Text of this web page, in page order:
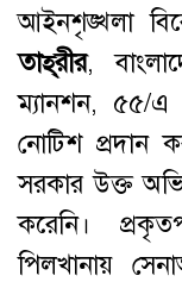
আইনশৃঙ্খলা
তাহ্‌রীর,
ম্যানশন, ৫৫/এ
নোটিশ প্রদান
সরকার উক্ত
করেনি।
পিলখানায়